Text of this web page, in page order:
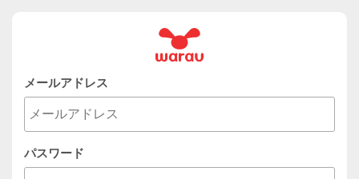
メールアドレス
パスワード